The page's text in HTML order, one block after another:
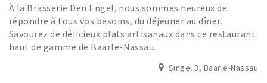
À la Brasserie Den Engel, nous sommes heureux de
répondre à tous vos besoins, du déjeuner au dîner.
Savourez de délicieux plats artisanaux dans ce restaurant
haut de gamme de Baarle-Nassau.
Singel 3, Baarle-Nassau